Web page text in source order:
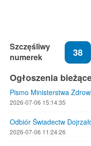
Szczęśliwy
numerek
38
Ogłoszenia
Pismo Ministerstwa
2026-07-06 15:14:35
Odbiór Świadectw
2026-07-06 11:24:26